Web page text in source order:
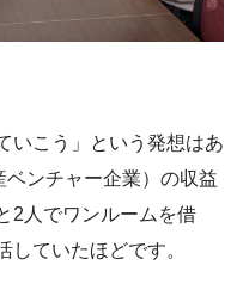
いこう」という発想はあ
ンチャー企業）の収益
2人でワンルームを借
していたほどです。